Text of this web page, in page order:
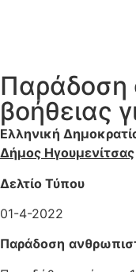
Παράδοση
βοήθειας
Ελληνική
Δήμος Ηγουμενίτσας
Δελτίο Τύπου
01-4-2022
Παράδοση